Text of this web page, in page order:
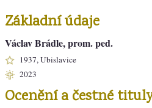
Základní údaje
Václav Brádle, prom. ped.
1937, Ubislavice
2023
Ocenění a čestné